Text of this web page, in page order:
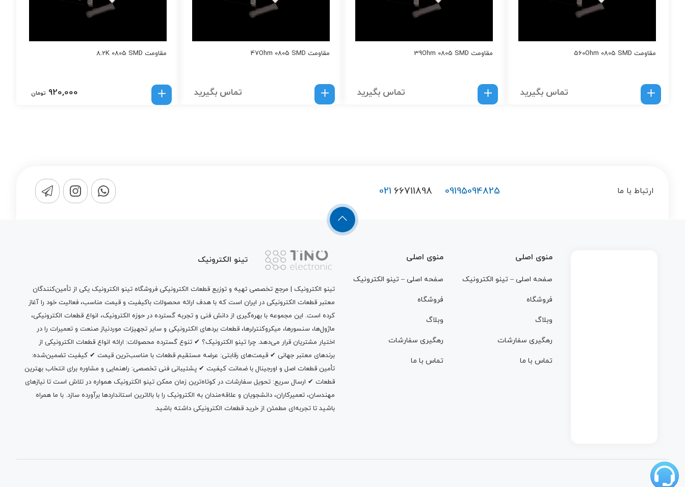
مقاومت 560Ohm 0805 SMD
تماس بگیرید
مقاومت 39Ohm 0805 SMD
تماس بگیرید
مقاومت 47Ohm 0805 SMD
تماس بگیرید
مقاومت 8.2K 0805 SMD
920,000 تومان
ارتباط با ما 021 66711898 09195094825
منوی اصلی
صفحه اصلی – تینو الکترونیک
فروشگاه
وبلاگ
رهگیری سفارشات
تماس با ما
منوی اصلی
صفحه اصلی – تینو الکترونیک
فروشگاه
وبلاگ
رهگیری سفارشات
تماس با ما
تینو الکترونیک
تینو الکترونیک | مرجع تخصصی تهیه و توزیع قطعات الکترونیکی فروشگاه تینو الکترونیک یکی از تأمین‌کنندگان
معتبر قطعات الکترونیکی در ایران است که با هدف ارائه محصولات باکیفیت و قیمت مناسب، فعالیت خود را آغاز
کرده است. این مجموعه با بهره‌گیری از دانش فنی و تجربه گسترده در حوزه الکترونیک، انواع قطعات الکترونیکی،
ماژول‌ها، سنسورها، میکروکنترلرها، قطعات بردهای الکترونیکی و سایر تجهیزات موردنیاز صنعت و تعمیرات را در
اختیار مشتریان قرار می‌دهد. چرا تینو الکترونیک؟ ✔ تنوع گسترده محصولات: ارائه انواع قطعات الکترونیکی از
برندهای معتبر جهانی ✔ قیمت‌های رقابتی: عرضه مستقیم قطعات با مناسب‌ترین قیمت ✔ کیفیت تضمین‌شده:
تأمین قطعات اصل و اورجینال با ضمانت کیفیت ✔ پشتیبانی فنی تخصصی: راهنمایی و مشاوره برای انتخاب بهترین
قطعات ✔ ارسال سریع: تحویل سفارشات در کوتاه‌ترین زمان ممکن تینو الکترونیک همواره در تلاش است تا نیازهای
مهندسان، تعمیرکاران، دانشجویان و علاقه‌مندان به الکترونیک را با بالاترین استانداردها برآورده سازد. با ما همراه
باشید تا تجربه‌ای مطمئن از خرید قطعات الکترونیکی داشته باشید.